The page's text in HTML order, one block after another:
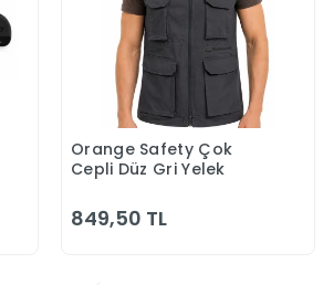
Sepete Ekle
Orange Safety Çok
Cepli Düz Gri Yelek
849,50 TL